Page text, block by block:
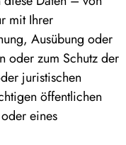
mit Ihrer
Ausübung oder
oder zum Schutz der
juristischen
öffentlichen
eines